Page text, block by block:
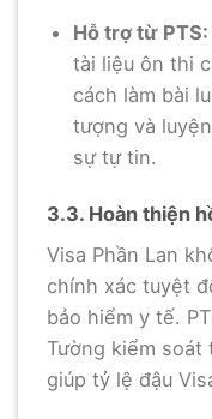
Hỗ trợ từ PTS:
tài liệu ôn thi
cách làm bài
tượng và
sự tự tin.
3.3. Hoàn thiện
Visa Phần Lan
chính xác tuyệt
bảo hiểm y tế.
Tường kiểm
giúp tỷ lệ đậu